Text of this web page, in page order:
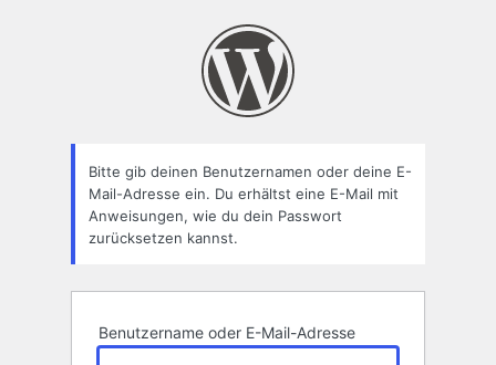
Bitte gib deinen Benutzernamen oder deine E-
Mail-Adresse ein. Du erhältst eine E-Mail mit
Anweisungen, wie du dein Passwort
zurücksetzen kannst.
Benutzername oder E-Mail-Adresse